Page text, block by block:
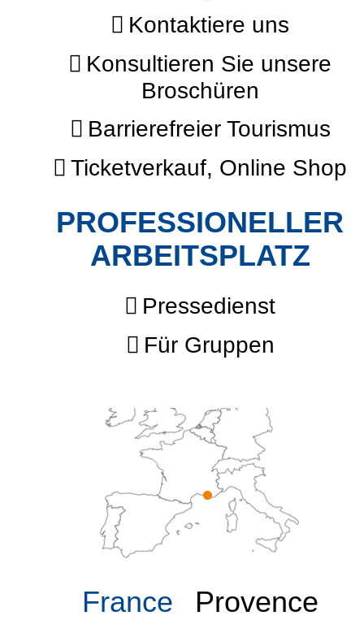
Kontaktiere uns
Konsultieren Sie unsere
Broschüren
Barrierefreier Tourismus
Ticketverkauf, Online Shop
PROFESSIONELLER
ARBEITSPLATZ
Pressedienst
Für Gruppen
France Provence